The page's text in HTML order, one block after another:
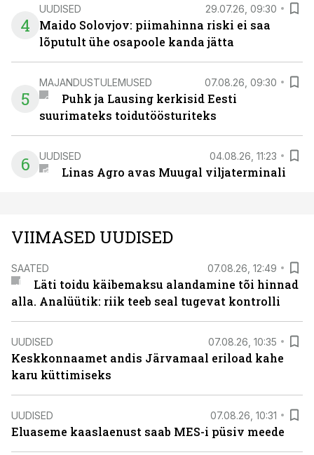
4
UUDISED 29.07.26, 09:30
Maido Solovjov: piimahinna riski ei saa
lõputult ühe osapoole kanda jätta
5
MAJANDUSTULEMUSED 07.08.26, 09:30
Puhk ja Lausing kerkisid Eesti
suurimateks toidutöösturiteks
6 UUDISED 04.08.26, 11:23
Linas Agro avas Muugal viljaterminali
VIIMASED UUDISED
SAATED 07.08.26, 12:49
Läti toidu käibemaksu alandamine tõi hinnad
alla. Analüütik: riik teeb seal tugevat kontrolli
UUDISED 07.08.26, 10:35
Keskkonnaamet andis Järvamaal eriload kahe
karu küttimiseks
UUDISED 07.08.26, 10:31
Eluaseme kaaslaenust saab MES-i püsiv meede